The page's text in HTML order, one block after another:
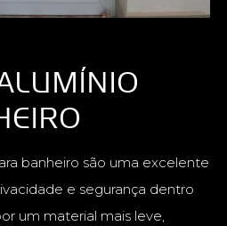
banheiro são uma excelente
e segurança dentro
um material mais leve,